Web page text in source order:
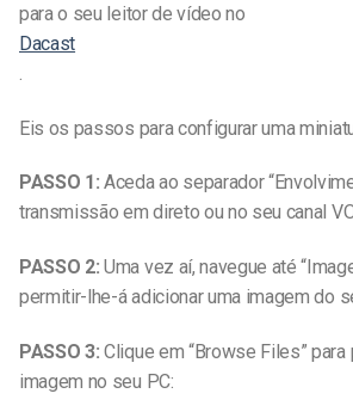
para o seu leitor de vídeo no
Dacast
Eis os passos para configurar uma
PASSO 1: Aceda ao separador
transmissão em direto ou no seu canal
PASSO 2:Uma vez aí, navegue até
permitir-lhe-á adicionar uma imagem do
PASSO 3:Clique em “Browse Files” para
imagem no seu PC: